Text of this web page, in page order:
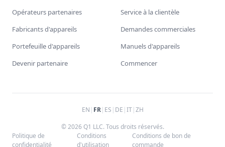
Opérateurs partenaires
Fabricants d'appareils
Portefeuille d'appareils
Devenir partenaire
Service à la clientèle
Demandes commerciales
Manuels d'appareils
Commencer
EN | FR| ES | DE |IT|ZH
© 2026 Q1 LLC. Tous droits réservés.
Politique de
confidentialité
Conditions
d'utilisation
Conditions de bon de
commande